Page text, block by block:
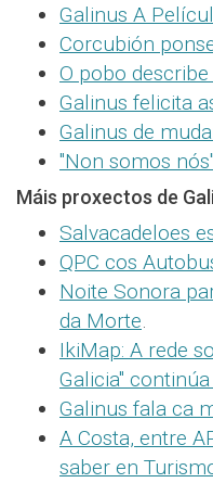
Galinus A
Corcubión
O pobo describe
Galinus felicita
Galinus de
"Non somos nós"
Máis proxectos de
Salvacadeloes
QPC cos
Noite Sonora
da Morte.
IkiMap: A rede
Galicia"
Galinus fala ca
A Costa, entre
saber en